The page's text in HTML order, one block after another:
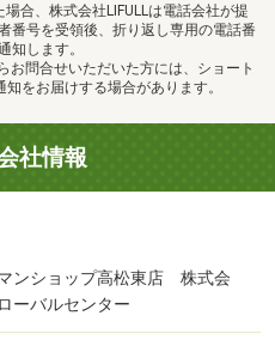
合、株式会社LIFULLは電話会社が提
番号を受領後、折り返し専用の電話番
知します。
問合せいただいた方には、ショート
をお届けする場合があります。
社情報
ンショップ高松東店 株式会
ーバルセンター